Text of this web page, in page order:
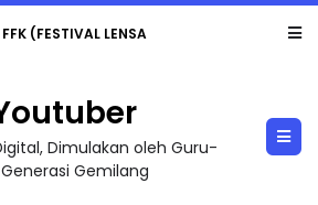
LENSA PENDIDIKAN - FLeP) 2026
Dimulakan oleh Guru-
Gemilang